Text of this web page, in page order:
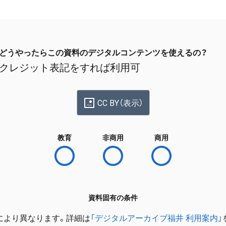
どうやったらこの資料のデジタルコンテンツを使えるの？
クレジット表記をすれば利用可
CC BY（表示）
教育 非商用 商用
資料固有の条件
より異なります。詳細は 「デジタルアーカイブ福井 利用案内」